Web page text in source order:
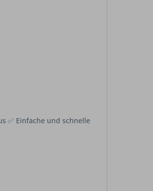
✅ Einfache und schnelle